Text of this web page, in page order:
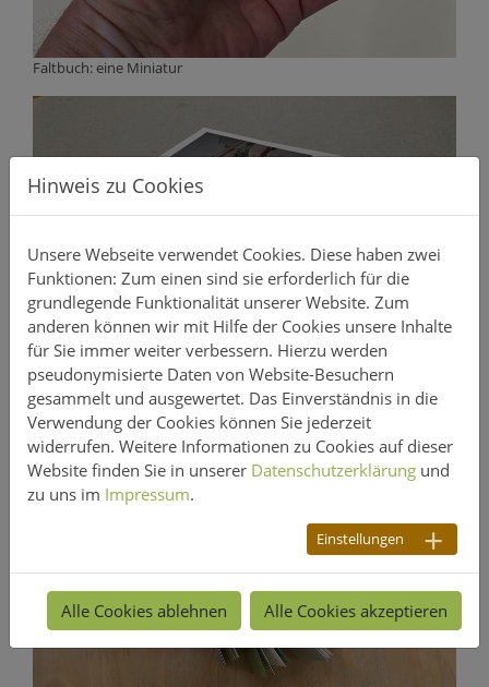
Faltbuch: eine Miniatur
Klebebindung © Text, Fotos, Layout: Veren Gotthardt
Hinweis zu Cookies
Unsere Webseite verwendet Cookies. Diese haben zwei
Funktionen: Zum einen sind sie erforderlich für die
grundlegende Funktionalität unserer Website. Zum
anderen können wir mit Hilfe der Cookies unsere Inhalte
für Sie immer weiter verbessern. Hierzu werden
pseudonymisierte Daten von Website-Besuchern
gesammelt und ausgewertet. Das Einverständnis in die
Verwendung der Cookies können Sie jederzeit
widerrufen. Weitere Informationen zu Cookies auf dieser
Website finden Sie in unserer Datenschutzerklärung und
zu uns im Impressum.
Einstellungen
Alle Cookies ablehnen Alle Cookies akzeptieren